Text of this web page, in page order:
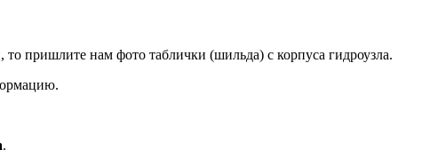
то пришлите нам фото таблички (шильда) с корпуса гидроузла.
.